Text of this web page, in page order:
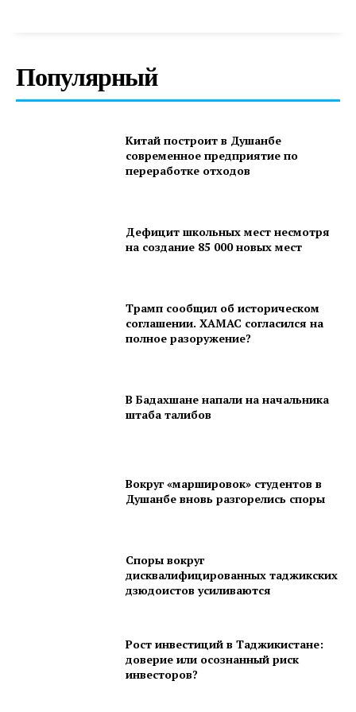
Популярный
Китай построит в Душанбе
современное предприятие по
переработке отходов
Дефицит школьных мест несмотря
на создание 85 000 новых мест
Трамп сообщил об историческом
соглашении. ХАМАС согласился на
полное разоружение?
В Бадахшане напали на начальника
штаба талибов
Вокруг «маршировок» студентов в
Душанбе вновь разгорелись споры
Споры вокруг
дисквалифицированных таджикских
дзюдоистов усиливаются
Рост инвестиций в Таджикистане:
доверие или осознанный риск
инвесторов?